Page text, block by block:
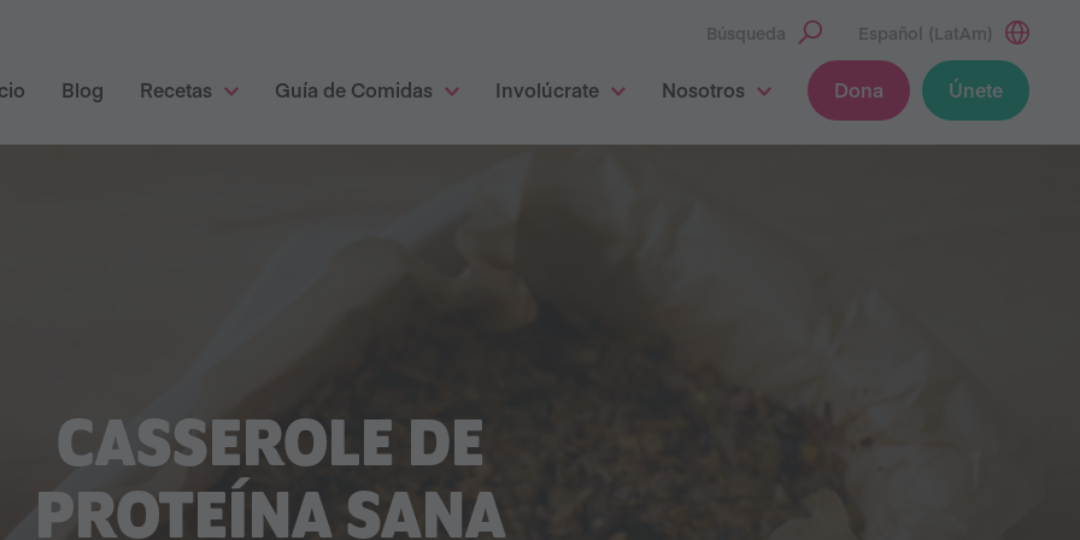
Búsqueda Español (LatAm)
Blog Recetas Guía de Comidas Involúcrate Nosotros Dona Únete
CASSEROLE DE
PROTEÍNA SANA